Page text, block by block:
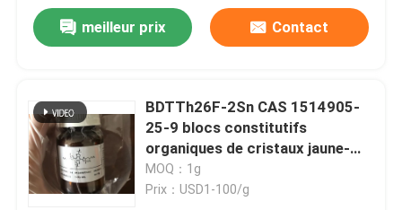
meilleur prix Contact
BDTTh26F-2Sn CAS 1514905-
25-9 blocs constitutifs
organiques de cristaux jaune-
clair
MOQ：1g
Prix：USD1-100/g